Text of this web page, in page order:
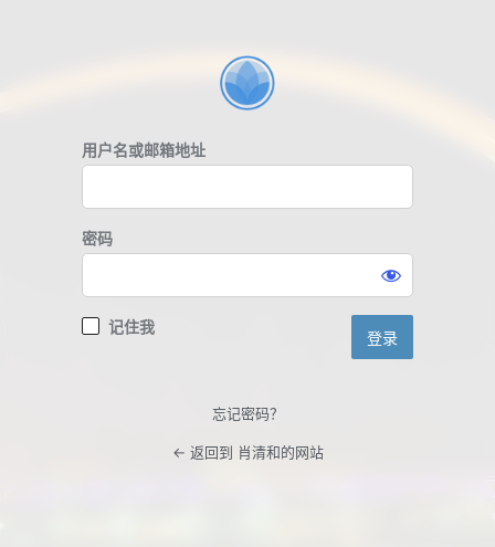
用户名或邮箱地址
密码
记住我
忘记密码？
← 返回到 肖清和的网站